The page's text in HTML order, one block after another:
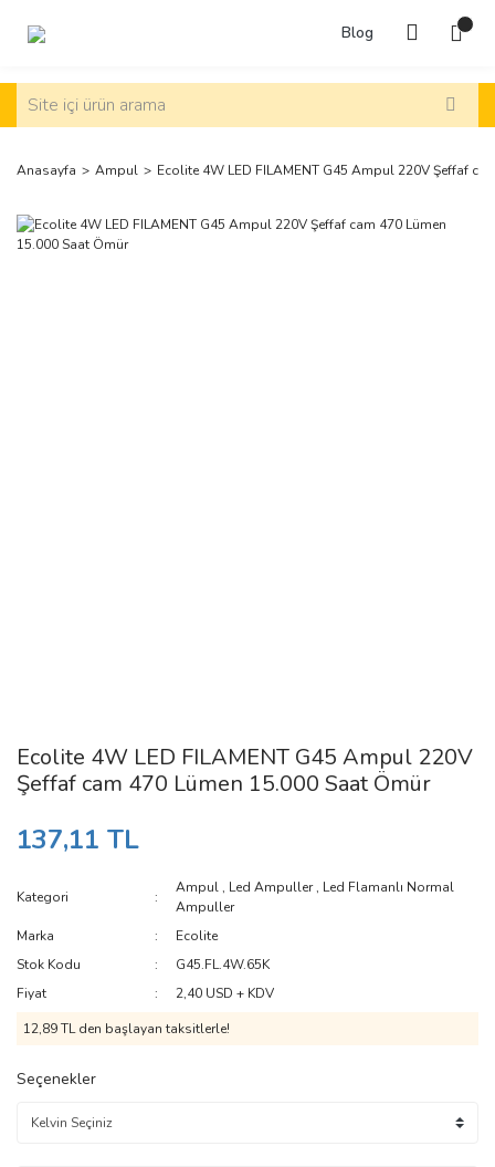
Blog
Anasayfa Ampul Ecolite 4W LED FILAMENT G45 Ampul 220V Şeffaf
Ecolite 4W LED FILAMENT G45 Ampul 220V
Şeffaf cam 470 Lümen 15.000 Saat Ömür
137,11 TL
Kategori
Ampul , Led Ampuller, Led Flamanlı Normal
Ampuller
Marka
Ecolite
Stok Kodu
G45.FL.4W.65K
Fiyat
2,40 USD + KDV
12,89 TL den başlayan taksitlerle!
Seçenekler